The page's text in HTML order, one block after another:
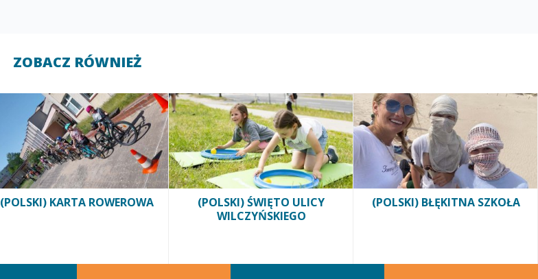
ZOBACZ RÓWNIEŻ
(POLSKI) KARTA ROWEROWA
(POLSKI) ŚWIĘTO ULICY
WILCZYŃSKIEGO
(POLSKI) BŁĘKITNA SZKOŁA